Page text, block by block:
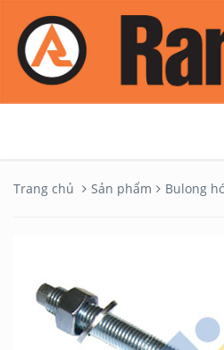
Trang chủ Sản phẩm Bulong